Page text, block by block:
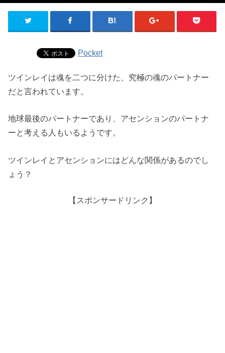
Pocket
ツインレイは魂を二つに分けた、究極の魂のパートナー
だと言われています。
地球最後のパートナーであり、アセンションのパートナ
ーと考える人もいるようです。
ツインレイとアセンションにはどんな関係があるのでし
ょう？
【スポンサードリンク】